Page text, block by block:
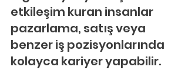
etkileşim kuran insanlar
pazarlama, satış veya
benzer iş pozisyonlarında
kolayca kariyer yapabilir.